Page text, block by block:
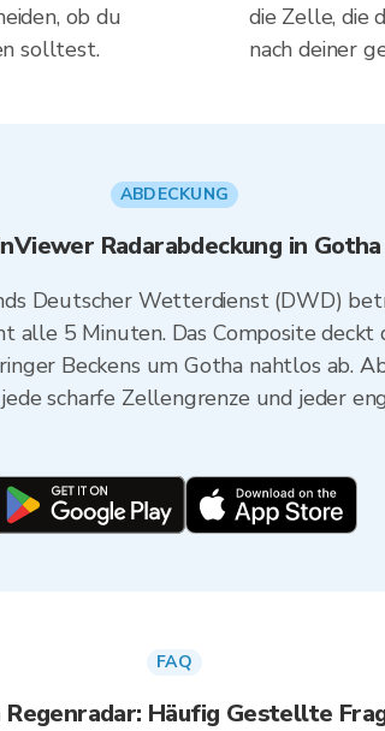
ob du
solltest.
die Zelle, die
nach deiner
ABDECKUNG
Radarabdeckung in Gotha
Deutscher Wetterdienst (DWD)
alle 5 Minuten. Das Composite
Beckens um Gotha nahtlos ab.
scharfe Zellengrenze und jeder
FAQ
Regenradar: Häufig Gestellte